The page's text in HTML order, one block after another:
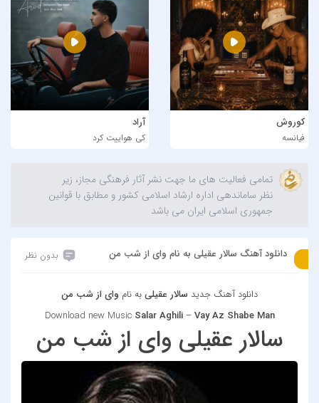
کوروش
فیانسه
آراد
کی هواییت کرد
تمامی فعالیت های ما جهت نشر آثار فرهنگی مجاز، زیر
نظر ساماندهی اداره ارشاد اسلامی کشور و مطابق با قوانین
جمهوری اسلامی ایران می باشد
دانلود آهنگ سالار عقیلی به نام وای از شب من بدون نظر
دانلود آهنگ جدید سالار عقیلیبه نام وای از شب من
Download new Music Salar Aghili–Vay Az Shabe Man
سالار عقیلی وای از شب من